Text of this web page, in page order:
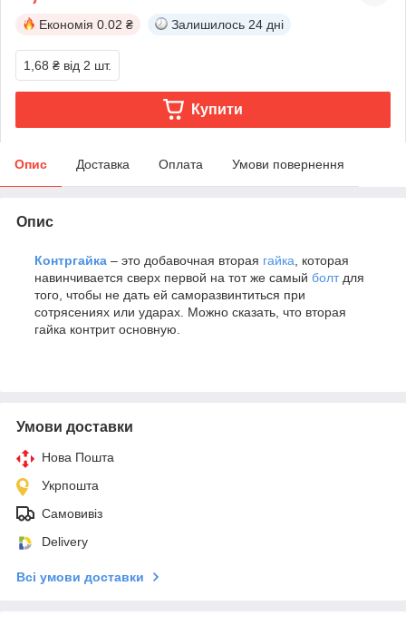
Економія 0.02 ₴ Залишилось 24 дні
1,68 ₴ від 2 шт.
Купити
Опис Доставка Оплата Умови повернення
Опис
Контргайка – это добавочная вторая гайка , которая
навинчивается сверх первой на тот же самый болтдля
того, чтобы не дать ей саморазвинтиться при
сотрясениях или ударах. Можно сказать, что вторая
гайка контрит основную.
Умови доставки
Нова Пошта
Укрпошта
Самовивіз
Delivery
Всі умови доставки